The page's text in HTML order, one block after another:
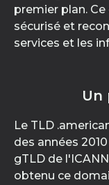
premier plan.
sécurisé et
services et les
Un
Le TLD
des années
gTLD de
obtenu ce